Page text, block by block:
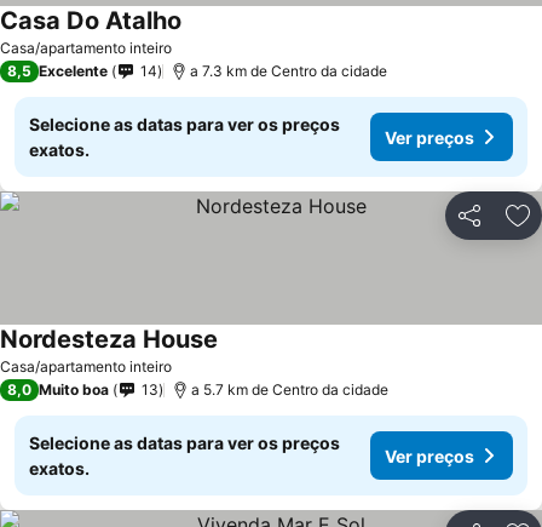
Casa/apartamento inteiro
Casa Do Atalho
8,5 Excelente 14 a 7.3 km de Centro da cidade
Selecione as datas para ver os preços
exatos.
Ver preços
Partilhar
Casa/apartamento inteiro
Nordesteza House
8,0 Muito boa 13 a 5.7 km de Centro da cidade
Selecione as datas para ver os preços
exatos.
Ver preços